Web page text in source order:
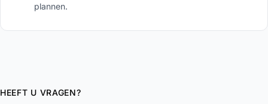
plannen.
HEEFT U VRAGEN?